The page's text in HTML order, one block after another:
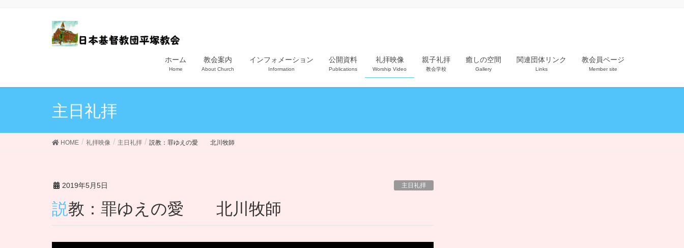
ホーム
Home
教会案内
About Church
インフォメーション
Information
公開資料
Publications
礼拝映像
Worship Video
親子礼拝
教会学校
癒しの空間
Gallery
関連団体リンク
Links
教会員ページ
Member site
主日礼拝
HOME 礼拝映像 主日礼拝 説教：罪ゆえの愛 北川牧師
2019年5月5日 主日礼拝
説教：罪ゆえの愛 北川牧師